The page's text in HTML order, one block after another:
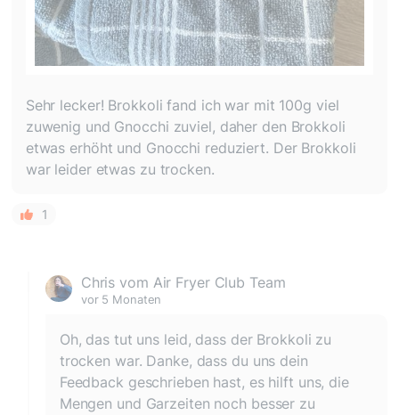
Sehr lecker! Brokkoli fand ich war mit 100g viel
zuwenig und Gnocchi zuviel, daher den Brokkoli
etwas erhöht und Gnocchi reduziert. Der Brokkoli
war leider etwas zu trocken.
1
Chris vom Air Fryer Club Team
vor 5 Monaten
Oh, das tut uns leid, dass der Brokkoli zu
trocken war. Danke, dass du uns dein
Feedback geschrieben hast, es hilft uns, die
Mengen und Garzeiten noch besser zu